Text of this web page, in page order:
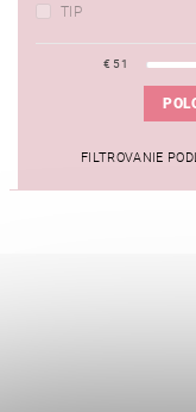
TIP
€ 51
FILTROVANIE